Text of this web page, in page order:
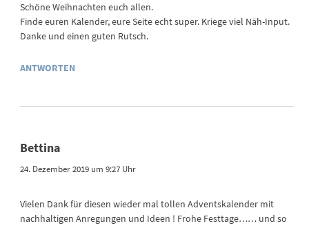
Schöne Weihnachten euch allen.
Finde euren Kalender, eure Seite echt super. Kriege viel Näh-Input.
Danke und einen guten Rutsch.
ANTWORTEN
Bettina
24. Dezember 2019 um 9:27 Uhr
Vielen Dank für diesen wieder mal tollen Adventskalender mit
nachhaltigen Anregungen und Ideen ! Frohe Festtage…… und so